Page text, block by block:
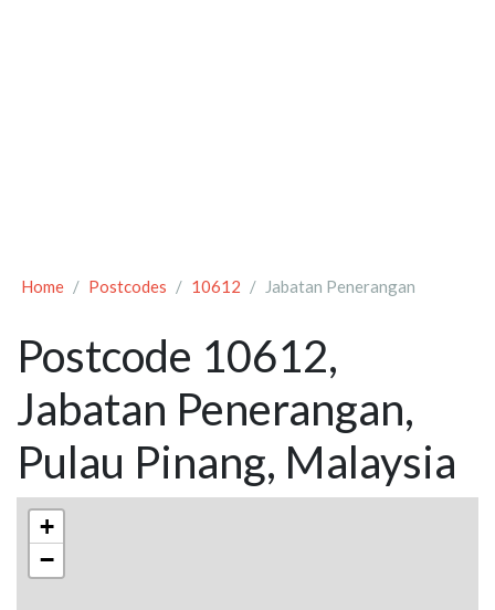
Home Postcodes 10612 Jabatan Penerangan
Postcode 10612,
Jabatan Penerangan,
Pulau Pinang, Malaysia
+
−